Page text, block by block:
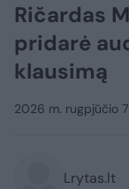
Ričardas
pridarė
klausimą
2026 m. rugpjūčio 7
Lrytas.lt